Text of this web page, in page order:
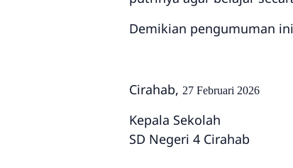
Demikian pengumuman
Cirahab, 27 Februari 2026
Kepala Sekolah
SD Negeri 4 Cirahab